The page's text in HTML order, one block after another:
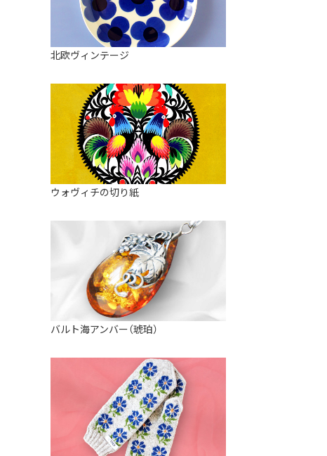
薬味入れ
ミキシングボウル
すべて見る
クリーマー
小物入れ
アロマポット
バスケット
装飾用タイル・プレート
ミニチュア
天使さま
カードスタンド
マグネット
すべて見る
北欧ヴィンテージ
ウォヴィチの切り紙
バルト海アンバー（琥珀）